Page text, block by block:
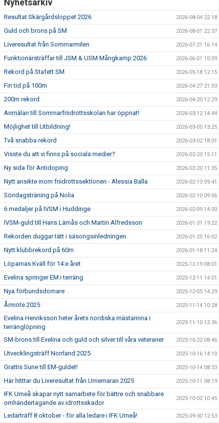
FÖRENINGEN
KLÄDKOLLEKTION
STATISTIK
TRÄNARE
LÄNKAR
BLODOMLOPPET
ANTIDOPING
Nyhetsarkiv
Resultat Skärgårdsloppet 2026 2026-08-04 22:18
Guld och brons på SM 2026-08-01 22:37
Liveresultat från Sommarmilen 2026-07-21 16:14
Funktionärsträffar till JSM & USM Mångkamp 2026 2026-06-01 10:09
Rekord på Stafett SM 2026-05-18 12:15
Fin tid på 100m 2026-04-27 21:03
200m rekord 2026-04-20 12:29
Anmälan till Sommarfriidrottsskolan har öppnat! 2026-03-12 14:44
Möjlighet till Utbildning! 2026-03-05 13:25
Två snabba rekord 2026-03-02 18:01
Visste du att vi finns på sociala medier? 2026-02-23 15:11
Ny sida för Antidoping 2026-02-20 11:35
Nytt ansikte inom friidrottssektionen - Alessia Balla 2026-02-13 09:41
Söndagsträning på Nolia 2026-02-10 09:06
6 medaljer på IVSM i Huddinge 2026-02-09 14:00
IVSM-guld till Hans Lämås och Martin Alfredsson 2026-01-31 19:22
Rekorden duggar tätt i säsongsinledningen 2026-01-25 16:02
Nytt klubbrekord på 60m 2026-01-18 11:24
Löparnas Kväll för 14:e året 2025-12-19 08:01
Evelina springer EM i terräng 2025-12-11 14:01
Nya förbundsdomare 2025-12-05 14:29
Årmöte 2025 2025-11-14 10:28
Evelina Henriksson heter årets nordiska mästarinna i
terränglöpning
2025-11-10 13:36
SM-brons till Evelina och guld och silver till våra veteraner 2025-10-22 08:46
Utvecklingsträff Norrland 2025 2025-10-16 14:10
Grattis Sune till EM-guldet! 2025-10-14 08:33
Här hitttar du Liveresultat från Umemaran 2025 2025-10-11 08:19
IFK Umeå skapar nytt samarbete för bättre och snabbare
omhändertagande av idrottsskador
2025-10-02 10:45
Ledarträff 8 oktober - för alla ledare i IFK Umeå! 2025-09-30 12:53